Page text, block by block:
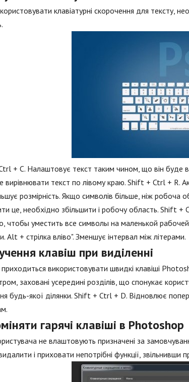
клавіатурні скорочення для тексту,
+ C. Налаштовує текст таким чином, що він буде
вирівнювати текст по лівому краю. Shift + Ctrl + R.
розмірність. Якщо символів більше, ніж
це, необхідно збільшити і робочу область. Shift
чтобы уместить все символы на маленькой
Alt + стрілка вліво". Зменшує інтервал між літерами.
клавіш при виділенні
використовувати швидкі клавіші
заховані усередині розділів, що спонукає
будь-якої ділянки. Shift + Ctrl + D. Відновлює
гарячі клавіші в Photoshop
не влаштовують призначені за
і приховати непотрібні функції, звільнивши